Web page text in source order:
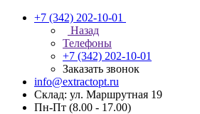
+7 (342) 202-10-01
Назад
Телефоны
+7 (342) 202-10-01
Заказать звонок
info@extractopt.ru
Склад: ул. Маршрутная 19
Пн-Пт (8.00 - 17.00)